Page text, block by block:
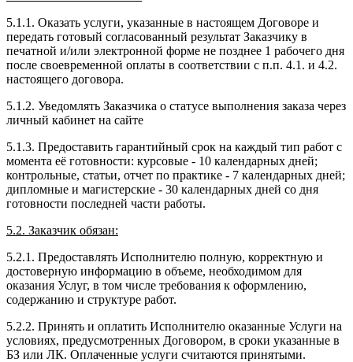
5.1.1. Оказать услуги, указанные в настоящем Договоре и
передать готовый согласованный результат Заказчику в
печатной и/или электронной форме не позднее 1 рабочего дня
после своевременной оплаты в соответствии с п.п. 4.1. и 4.2.
настоящего договора.
5.1.2. Уведомлять Заказчика о статусе выполнения заказа через
личный кабинет на сайте
5.1.3. Предоставить гарантийный срок на каждый тип работ с
момента её готовности: курсовые - 10 календарных дней;
контрольные, статьи, отчет по практике - 7 календарных дней;
дипломные и магистерские - 30 календарных дней со дня
готовности последней части работы.
5.2. Заказчик обязан:
5.2.1. Предоставлять Исполнителю полную, корректную и
достоверную информацию в объеме, необходимом для
оказания Услуг, в том числе требования к оформлению,
содержанию и структуре работ.
5.2.2. Принять и оплатить Исполнителю оказанные Услуги на
условиях, предусмотренных Договором, в сроки указанные в
БЗ или ЛК. Оплаченные услуги считаются принятыми.